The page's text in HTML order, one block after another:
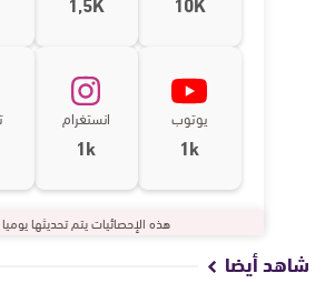
يوتوب
1k
انستغرام
1k
هذه الإحصائيات يتم تحديثها يوميا
شاهد أيضا